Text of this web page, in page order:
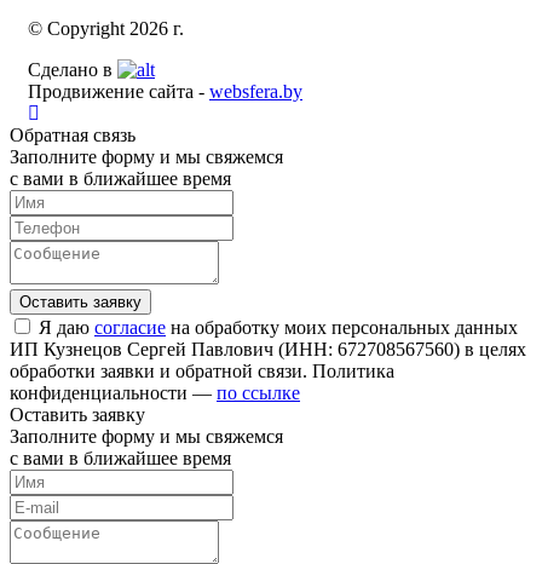
© Copyright 2026 г.
Сделано в
Продвижение сайта - websfera.by
Обратная связь
Заполните форму и мы свяжемся
с вами в ближайшее время
Я даю согласие на обработку моих персональных данных
ИП Кузнецов Сергей Павлович (ИНН: 672708567560) в целях
обработки заявки и обратной связи. Политика
конфиденциальности — по ссылке
Оставить заявку
Заполните форму и мы свяжемся
с вами в ближайшее время